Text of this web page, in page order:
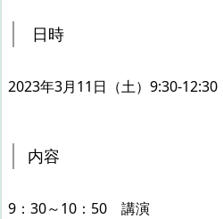
日時
2023年3月11日（土）9:30-12:30
内容
9：30～10：50 講演